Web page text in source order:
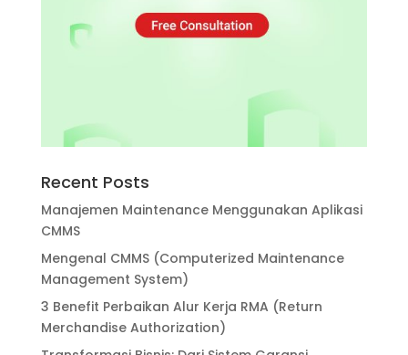
Recent Posts
Manajemen Maintenance Menggunakan Aplikasi
CMMS
Mengenal CMMS (Computerized Maintenance
Management System)
3 Benefit Perbaikan Alur Kerja RMA (Return
Merchandise Authorization)